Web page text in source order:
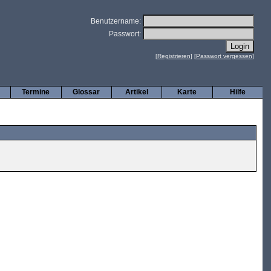
Benutzername:
Passwort:
[Registrieren] [Passwort vergessen]
Hilfe
Karte
Artikel
Glossar
Termine